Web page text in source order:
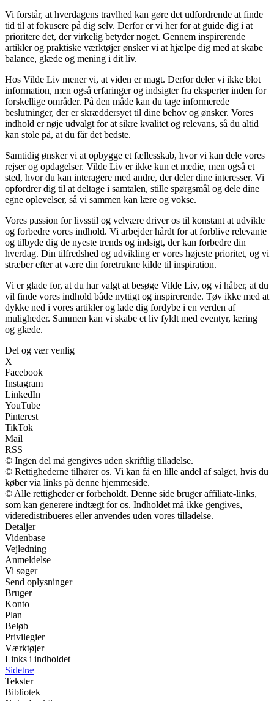
Vi forstår, at hverdagens travlhed kan gøre det udfordrende at finde
tid til at fokusere på dig selv. Derfor er vi her for at guide dig i at
prioritere det, der virkelig betyder noget. Gennem inspirerende
artikler og praktiske værktøjer ønsker vi at hjælpe dig med at skabe
balance, glæde og mening i dit liv.
Hos Vilde Liv mener vi, at viden er magt. Derfor deler vi ikke blot
information, men også erfaringer og indsigter fra eksperter inden for
forskellige områder. På den måde kan du tage informerede
beslutninger, der er skræddersyet til dine behov og ønsker. Vores
indhold er nøje udvalgt for at sikre kvalitet og relevans, så du altid
kan stole på, at du får det bedste.
Samtidig ønsker vi at opbygge et fællesskab, hvor vi kan dele vores
rejser og opdagelser. Vilde Liv er ikke kun et medie, men også et
sted, hvor du kan interagere med andre, der deler dine interesser. Vi
opfordrer dig til at deltage i samtalen, stille spørgsmål og dele dine
egne oplevelser, så vi sammen kan lære og vokse.
Vores passion for livsstil og velvære driver os til konstant at udvikle
og forbedre vores indhold. Vi arbejder hårdt for at forblive relevante
og tilbyde dig de nyeste trends og indsigt, der kan forbedre din
hverdag. Din tilfredshed og udvikling er vores højeste prioritet, og vi
stræber efter at være din foretrukne kilde til inspiration.
Vi er glade for, at du har valgt at besøge Vilde Liv, og vi håber, at du
vil finde vores indhold både nyttigt og inspirerende. Tøv ikke med at
dykke ned i vores artikler og lade dig fordybe i en verden af
muligheder. Sammen kan vi skabe et liv fyldt med eventyr, læring
og glæde.
Del og vær venlig
X
Facebook
Instagram
LinkedIn
YouTube
Pinterest
TikTok
Mail
RSS
© Ingen del må gengives uden skriftlig tilladelse.
© Rettighederne tilhører os. Vi kan få en lille andel af salget, hvis du
køber via links på denne hjemmeside.
© Alle rettigheder er forbeholdt. Denne side bruger affiliate-links,
som kan generere indtægt for os. Indholdet må ikke gengives,
videredistribueres eller anvendes uden vores tilladelse.
Detaljer
Videnbase
Vejledning
Anmeldelse
Vi søger
Send oplysninger
Bruger
Konto
Plan
Beløb
Privilegier
Værktøjer
Links i indholdet
Sidetræ
Tekster
Bibliotek